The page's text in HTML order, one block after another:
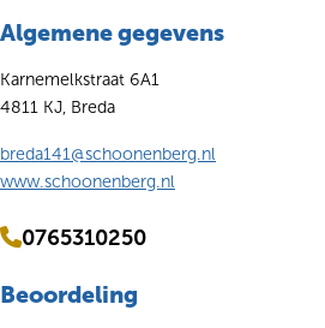
Algemene gegevens
Karnemelkstraat 6A1
4811 KJ, Breda
breda141@schoonenberg.nl
www.schoonenberg.nl
0765310250
Beoordeling